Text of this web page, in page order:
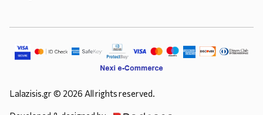
Lalazisis.gr © 2026 All rights reserved.